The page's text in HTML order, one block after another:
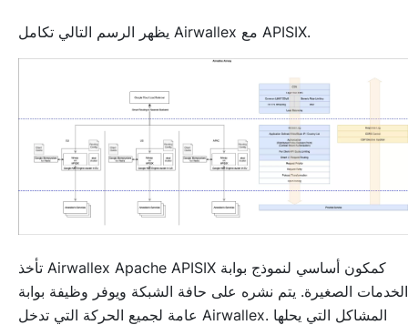
يظهر الرسم التالي تكامل Airwallex مع APISIX.
تأخذ Airwallex Apache APISIX كمكون أساسي لنموذج بوابة
الخدمات الصغيرة. يتم نشره على حافة الشبكة ويوفر وظيفة بوابة
عامة لجميع الحركة التي تدخل Airwallex. المشاكل التي يحلها